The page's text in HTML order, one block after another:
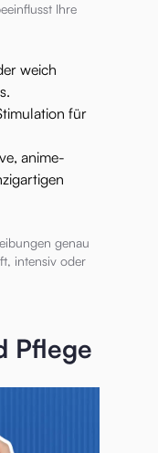
Ihre
weich
für
anime-
genau
intensiv oder
Pflege